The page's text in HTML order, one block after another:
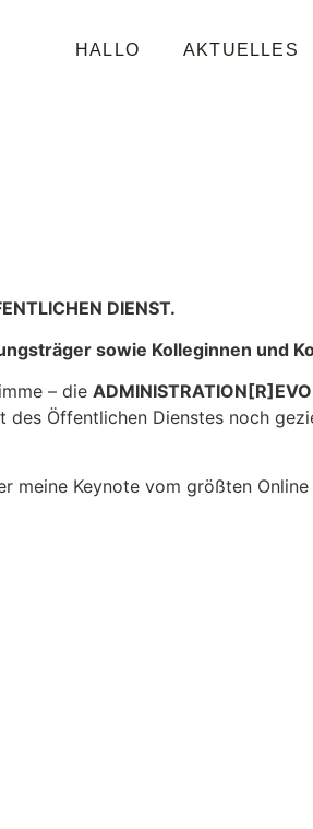
HALLO AKTUELLES
DIENST.
sowie Kolleginnen und
– die
Öffentlichen Dienstes noch
meine Keynote vom größten